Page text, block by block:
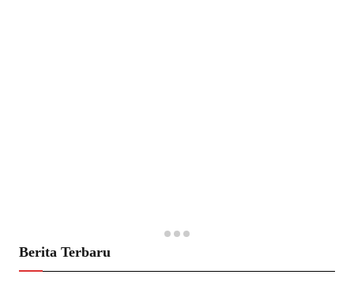
Berita Terbaru